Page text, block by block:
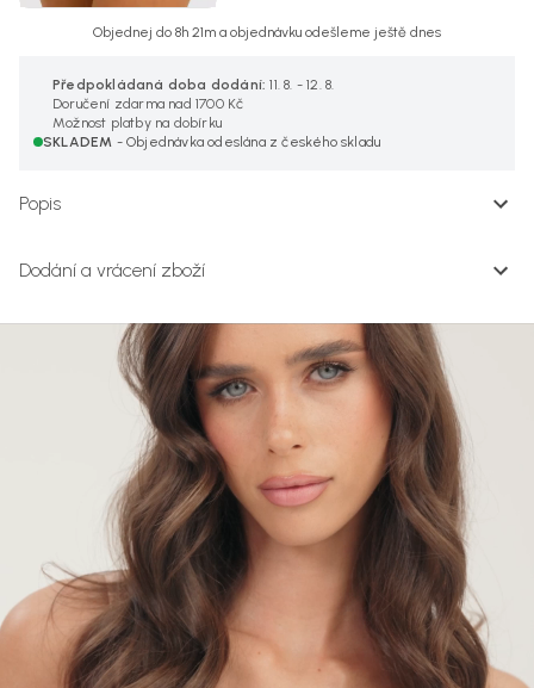
Objednej do 8h 21m a objednávku odešleme ještě dnes
Předpokládaná doba dodání: 11. 8. - 12. 8.
Doručení zdarma nad 1700 Kč
Možnost platby na dobírku
SKLADEM - Objednávka odeslána z českého skladu
Popis
Dodání a vrácení zboží